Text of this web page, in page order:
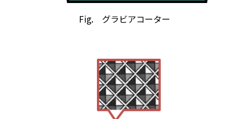
Fig. グラビアコーター